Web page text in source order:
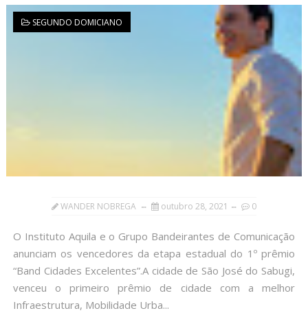
SEGUNDO DOMICIANO
WANDER NOBREGA outubro 28, 2021 0
O Instituto Aquila e o Grupo Bandeirantes de Comunicação
anunciam os vencedores da etapa estadual do 1º prêmio
“Band Cidades Excelentes”.A cidade de São José do Sabugi,
venceu o primeiro prêmio de cidade com a melhor
Infraestrutura, Mobilidade Urba...